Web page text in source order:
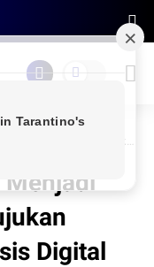
Rujukan Pembelajaran Berbasis Digital Oleh Google
Menjadi
Digital